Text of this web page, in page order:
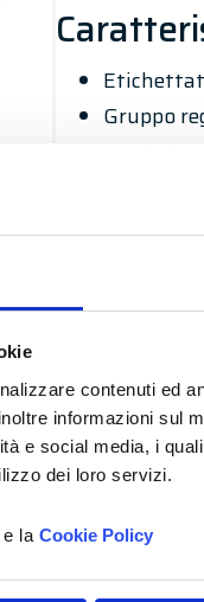
contenuti ed
informazioni sul
e social media, i
dei loro servizi.
la Cookie Policy
Gruppo
Unità
LABELX
Pre-